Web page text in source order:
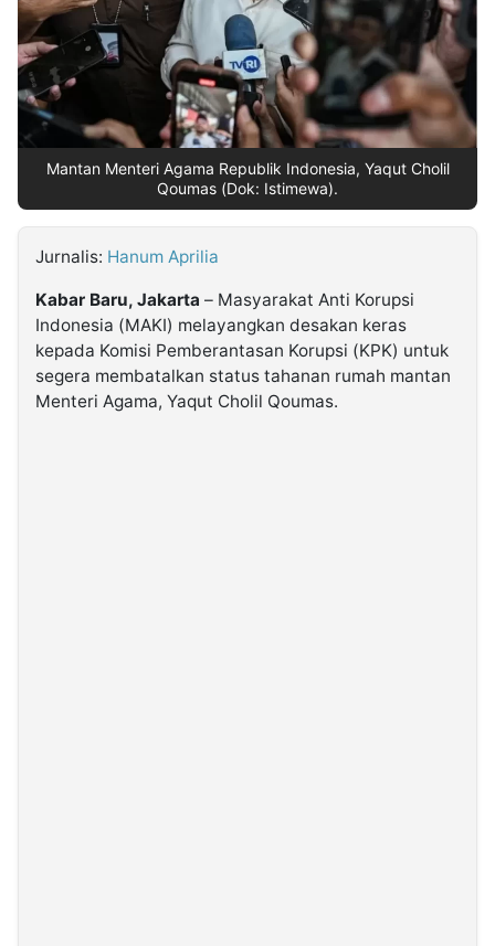
Follow
Kabarbaru
Kabarbaru.co
2026
Mantan Menteri Agama Republik Indonesia, Yaqut Cholil
Qoumas (Dok: Istimewa).
Jurnalis: Hanum Aprilia
Kabar Baru, Jakarta – Masyarakat Anti Korupsi
Indonesia (MAKI) melayangkan desakan keras
kepada Komisi Pemberantasan Korupsi (KPK) untuk
segera membatalkan status tahanan rumah mantan
Menteri Agama, Yaqut Cholil Qoumas.